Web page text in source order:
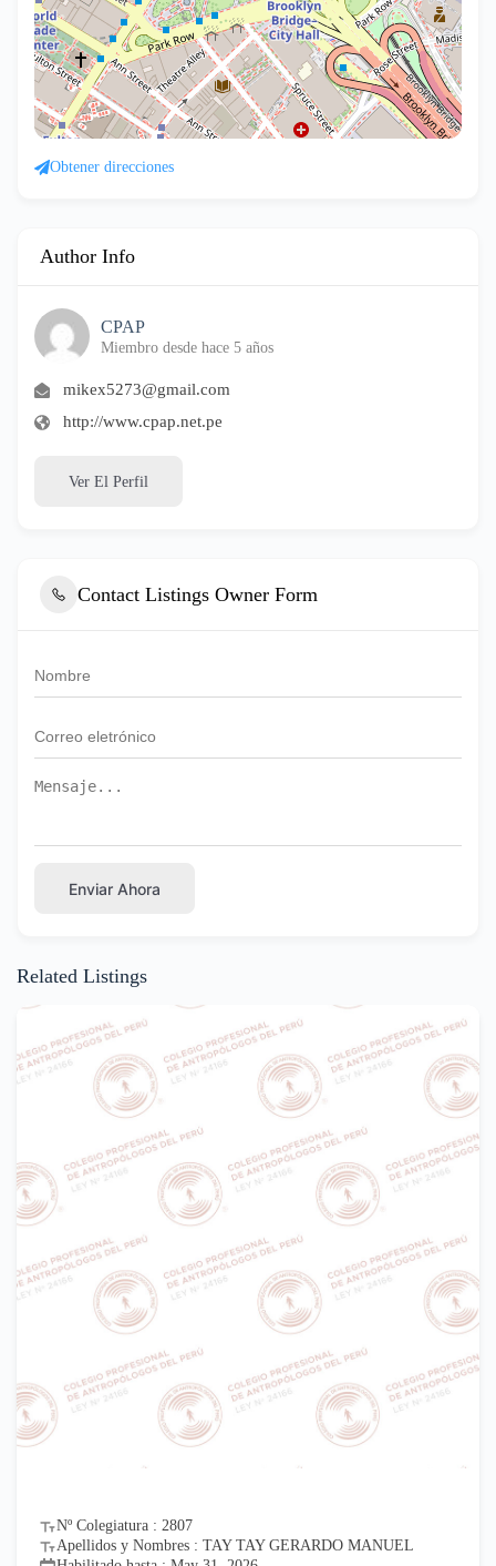
Obtener direcciones
Author Info
CPAP
Miembro desde hace 5 años
mikex5273@gmail.com
http://www.cpap.net.pe
Ver El Perfil
Contact Listings Owner Form
Enviar Ahora
Related Listings
Nº Colegiatura : 2807
Apellidos y Nombres : TAY TAY GERARDO MANUEL